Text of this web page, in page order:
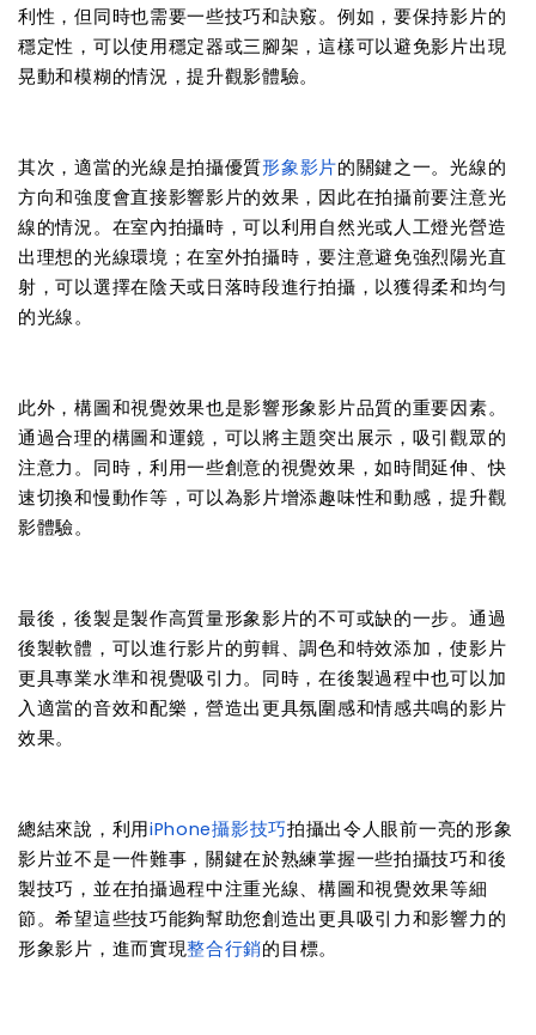
利性，但同時也需要一些技巧和訣竅。例如，要保持影片的
穩定性，可以使用穩定器或三腳架，這樣可以避免影片出現
晃動和模糊的情況，提升觀影體驗。
其次，適當的光線是拍攝優質形象影片的關鍵之一。光線的
方向和強度會直接影響影片的效果，因此在拍攝前要注意光
線的情況。在室內拍攝時，可以利用自然光或人工燈光營造
出理想的光線環境；在室外拍攝時，要注意避免強烈陽光直
射，可以選擇在陰天或日落時段進行拍攝，以獲得柔和均勻
的光線。
此外，構圖和視覺效果也是影響形象影片品質的重要因素。
通過合理的構圖和運鏡，可以將主題突出展示，吸引觀眾的
注意力。同時，利用一些創意的視覺效果，如時間延伸、快
速切換和慢動作等，可以為影片增添趣味性和動感，提升觀
影體驗。
最後，後製是製作高質量形象影片的不可或缺的一步。通過
後製軟體，可以進行影片的剪輯、調色和特效添加，使影片
更具專業水準和視覺吸引力。同時，在後製過程中也可以加
入適當的音效和配樂，營造出更具氛圍感和情感共鳴的影片
效果。
總結來說，利用iPhone攝影技巧拍攝出令人眼前一亮的形象
影片並不是一件難事，關鍵在於熟練掌握一些拍攝技巧和後
製技巧，並在拍攝過程中注重光線、構圖和視覺效果等細
節。希望這些技巧能夠幫助您創造出更具吸引力和影響力的
形象影片，進而實現整合行銷的目標。